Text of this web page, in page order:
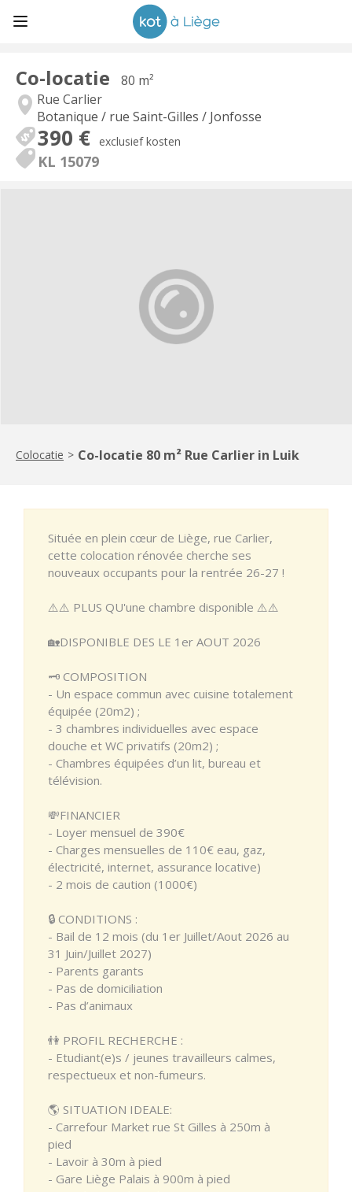
Co-locatie
80 m²
Rue Carlier
Botanique / rue Saint-Gilles / Jonfosse
390 € exclusief kosten
KL 15079
Colocatie > Co-locatie 80 m² Rue Carlier in Luik
Située en plein cœur de Liège, rue Carlier,
cette colocation rénovée cherche ses
nouveaux occupants pour la rentrée 26-27 !
⚠️⚠️ PLUS QU'une chambre disponible ⚠️⚠️
🏡DISPONIBLE DES LE 1er AOUT 2026
🗝 COMPOSITION
- Un espace commun avec cuisine totalement
équipée (20m2) ;
- 3 chambres individuelles avec espace
douche et WC privatifs (20m2) ;
- Chambres équipées d’un lit, bureau et
télévision.
💸FINANCIER
- Loyer mensuel de 390€
- Charges mensuelles de 110€ eau, gaz,
électricité, internet, assurance locative)
- 2 mois de caution (1000€)
🔒 CONDITIONS :
- Bail de 12 mois (du 1er Juillet/Aout 2026 au
31 Juin/Juillet 2027)
- Parents garants
- Pas de domiciliation
- Pas d’animaux
👫 PROFIL RECHERCHE :
- Etudiant(e)s / jeunes travailleurs calmes,
respectueux et non-fumeurs.
🌎 SITUATION IDEALE:
- Carrefour Market rue St Gilles à 250m à
pied
- Lavoir à 30m à pied
- Gare Liège Palais à 900m à pied